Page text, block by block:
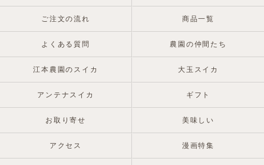
ご注文の流れ 商品一覧
よくある質問 農園の仲間たち
江本農園のスイカ 大玉スイカ
アンテナスイカ ギフト
お取り寄せ 美味しい
アクセス 漫画特集